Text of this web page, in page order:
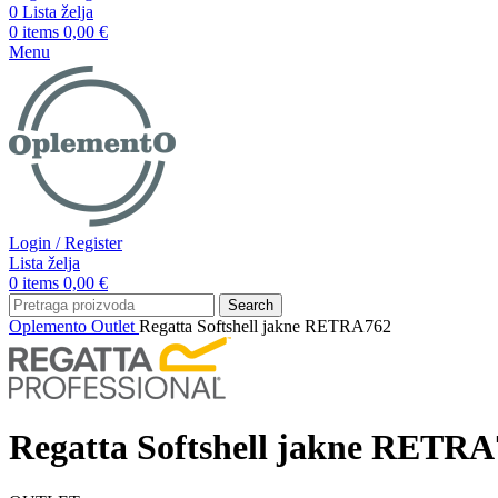
0 Lista želja
0 items 0,00 €
Menu
Login / Register
Lista želja
0 items 0,00 €
Search
Oplemento Outlet Regatta Softshell jakne RETRA762
Regatta Softshell jakne